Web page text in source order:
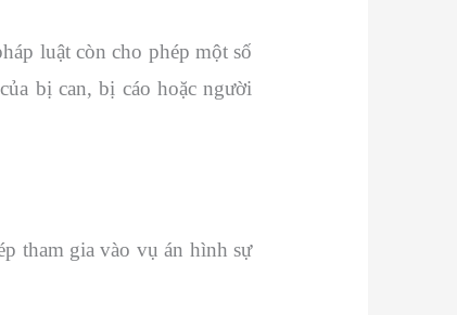
luật còn cho phép một số
bị can, bị cáo hoặc người
tham gia vào vụ án hình sự